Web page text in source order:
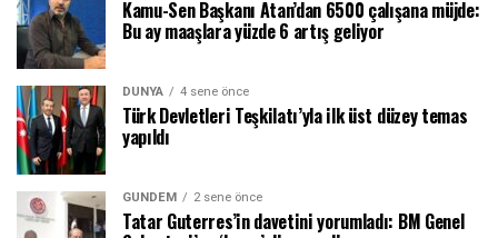
Kamu-Sen Başkanı Atan’dan 6500 çalışana müjde:
Bu ay maaşlara yüzde 6 artış geliyor
DÜNYA 4 sene önce
Türk Devletleri Teşkilatı’yla ilk üst düzey temas
yapıldı
GÜNDEM 2 sene önce
Tatar Guterres’in davetini yorumladı: BM Genel